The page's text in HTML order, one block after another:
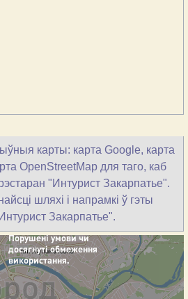
карты: карта Google, карта
OpenStreetMap для таго, каб
"Интурист Закарпатье".
шляхі і напрамкі ў гэты
Закарпатье".